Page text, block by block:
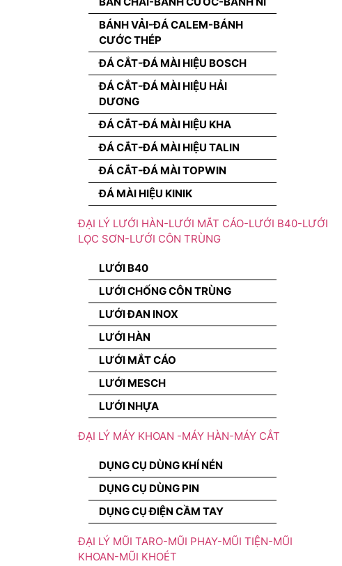
BÁNH VẢI-ĐÁ CALEM-BÁNH
CƯỚC THÉP
ĐÁ CẮT-ĐÁ MÀI HIỆU BOSCH
ĐÁ CẮT-ĐÁ MÀI HIỆU HẢI
DƯƠNG
ĐÁ CẮT-ĐÁ MÀI HIỆU KHA
ĐÁ CẮT-ĐÁ MÀI HIỆU TALIN
ĐÁ CẮT-ĐÁ MÀI TOPWIN
ĐÁ MÀI HIỆU KINIK
ĐẠI LÝ LƯỚI HÀN-LƯỚI MẮT CÁO-LƯỚI B40-LƯỚI
LỌC SƠN-LƯỚI CÔN TRÙNG
LƯỚI B40
LƯỚI CHỐNG CÔN TRÙNG
LƯỚI ĐAN INOX
LƯỚI HÀN
LƯỚI MẮT CÁO
LƯỚI MESCH
LƯỚI NHỰA
ĐẠI LÝ MÁY KHOAN -MÁY HÀN-MÁY CẮT
DỤNG CỤ DÙNG KHÍ NÉN
DỤNG CỤ DÙNG PIN
DỤNG CỤ ĐIỆN CẦM TAY
ĐẠI LÝ MŨI TARO-MŨI PHAY-MŨI TIỆN-MŨI
KHOAN-MŨI KHOÉT